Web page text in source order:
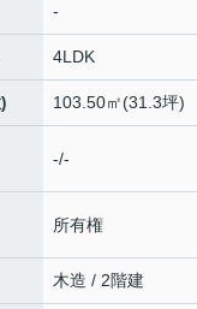
-
4LDK
103.50㎡(31.3坪)
-/-
所有権
木造 / 2階建